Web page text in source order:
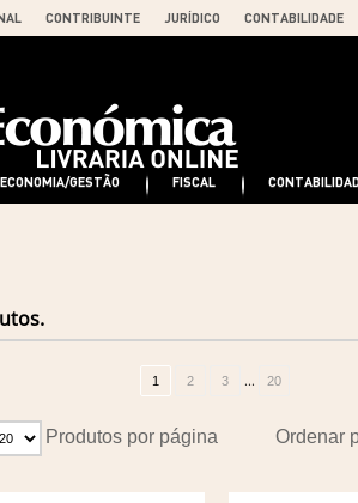
CONTRIBUINTE JURÍDICO CONTABILIDADE
ECONOMIA/GESTÃO FISCAL
1 2 3 ... 20
Ordenar
Produtos por página